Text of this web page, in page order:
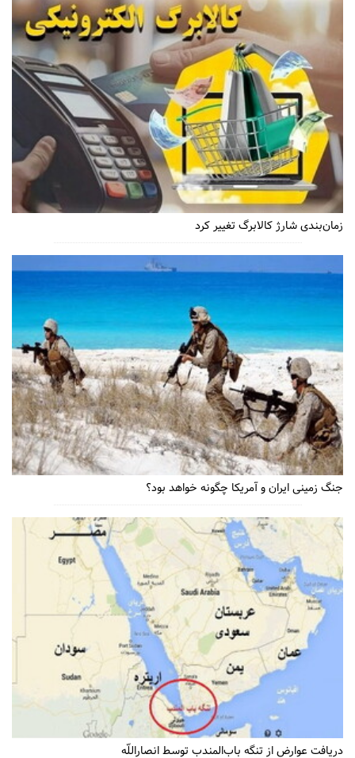
زمان‌بندی شارژ کالابرگ تغییر کرد
جنگ زمینی ایران و آمریکا چگونه خواهد بود؟
دریافت عوارض از تنگه باب‌المندب توسط انصاراللّه